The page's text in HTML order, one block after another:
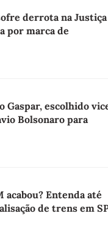
derrota na Justiça
por marca de
Gaspar, escolhido
Bolsonaro para
acabou? Entenda até
de trens em